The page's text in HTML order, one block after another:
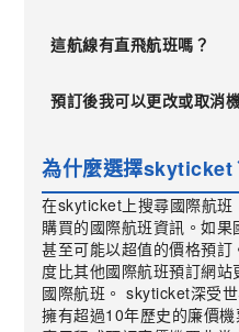
這航線有直飛航班嗎？
預訂後我可以更改或取消
為什麼選擇skyticket
在skyticket上搜尋國際航
購買的國際航班資訊。如
甚至可能以超值的價格預
度比其他國際航班預訂網
國際航班。 skyticket深受
擁有超過10年歷史的廉價